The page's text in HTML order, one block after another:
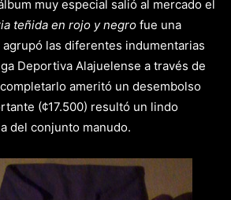
muy especial salió al mercado el
teñida en rojo y negro fue una
las diferentes indumentarias
Deportiva Alajuelense a través de
ameritó un desembolso
(¢17.500) resultó un lindo
del conjunto manudo.